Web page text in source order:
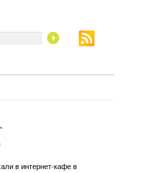
в интернет-кафе в